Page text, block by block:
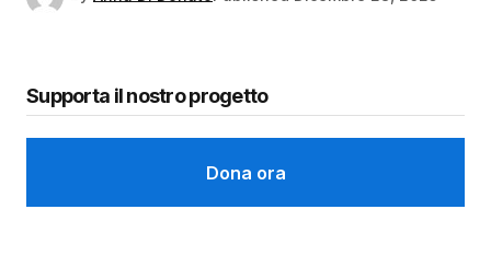
Supporta il nostro progetto
Dona ora